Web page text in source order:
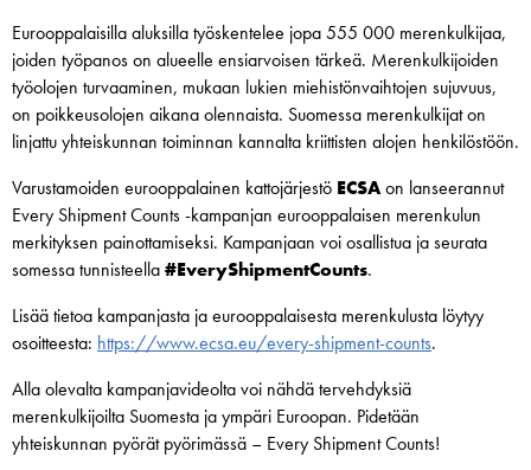
Eurooppalaisilla aluksilla työskentelee jopa 555 000 merenkulkijaa,
joiden työpanos on alueelle ensiarvoisen tärkeä. Merenkulkijoiden
työolojen turvaaminen, mukaan lukien miehistönvaihtojen sujuvuus,
on poikkeusolojen aikana olennaista. Suomessa merenkulkijat on
linjattu yhteiskunnan toiminnan kannalta kriittisten alojen henkilöstöön.
Varustamoiden eurooppalainen kattojärjestö ECSAon lanseerannut
Every Shipment Counts -kampanjan eurooppalaisen merenkulun
merkityksen painottamiseksi. Kampanjaan voi osallistua ja seurata
somessa tunnisteella#EveryShipmentCounts.
Lisää tietoa kampanjasta ja eurooppalaisesta merenkulusta löytyy
osoitteesta: https://www.ecsa.eu/every-shipment-counts.
Alla olevalta kampanjavideolta voi nähdä tervehdyksiä
merenkulkijoilta Suomesta ja ympäri Euroopan. Pidetään
yhteiskunnan pyörät pyörimässä – Every Shipment Counts!